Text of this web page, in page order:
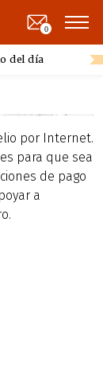
del día
0
por Internet.
para que sea
de pago
a